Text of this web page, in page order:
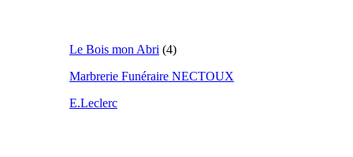
Le Bois mon Abri (4)
Marbrerie Funéraire NECTOUX
E.Leclerc